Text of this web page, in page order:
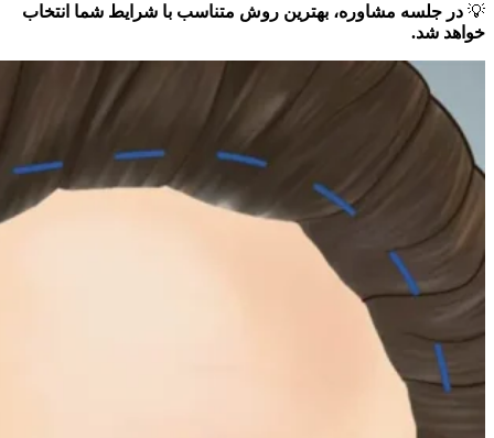
💡 در جلسه مشاوره، بهترین روش متناسب با شرایط شما انتخاب
خواهد شد.